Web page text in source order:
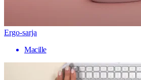
Ergo-sarja
Macille